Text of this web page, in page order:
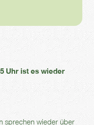
Uhr ist es wieder
sprechen wieder über